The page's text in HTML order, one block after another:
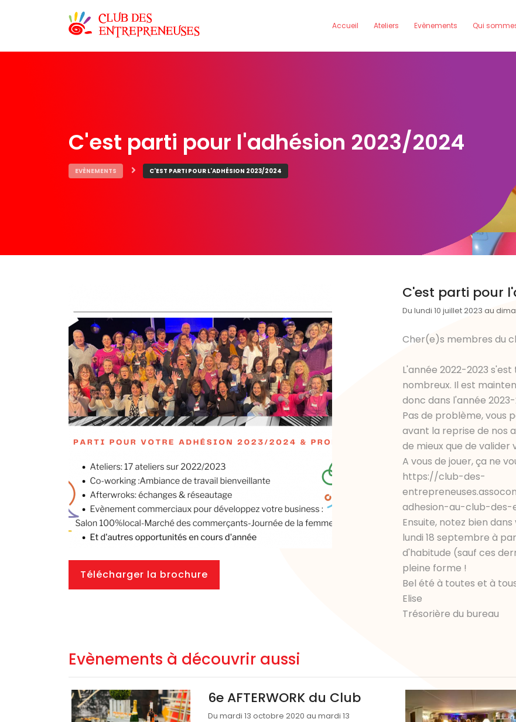
Accueil Ateliers Evènements Qui
C'est parti pour l'adhésion 2023/2024
EVÈNEMENTS C'EST PARTI POUR L'ADHÉSION 2023/2024
Télécharger la brochure
C'est parti pour
Du lundi 10 juillet 2023 au
Cher(e)s membres du
L'année 2022-2023
nombreux. Il est
donc dans l'année
Pas de problème, vous
avant la reprise de nos
de mieux que de valider
A vous de jouer, ça ne
https://club-des-
adhesion-au-club-des-
Ensuite, notez bien
lundi 18 septembre à
d'habitude (sauf ces
pleine forme !
Bel été à toutes et à
Elise
Trésorière du bureau
Evènements à découvrir aussi
6e AFTERWORK du Club
Du mardi 13 octobre 2020 au mardi 13